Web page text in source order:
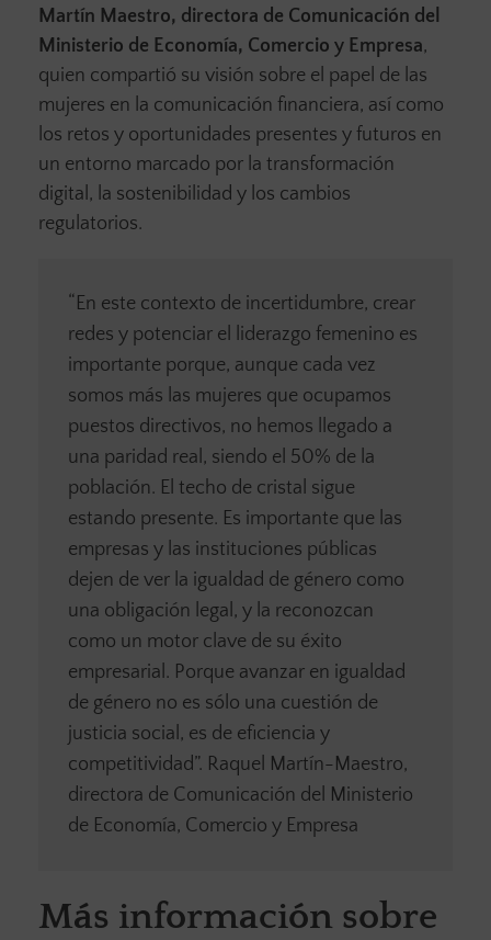
Martín Maestro, directora de Comunicación del
Ministerio de Economía, Comercio y Empresa,
quien compartió su visión sobre el papel de las
mujeres en la comunicación financiera, así como
los retos y oportunidades presentes y futuros en
un entorno marcado por la transformación
digital, la sostenibilidad y los cambios
regulatorios.
“En este contexto de incertidumbre, crear
redes y potenciar el liderazgo femenino es
importante porque, aunque cada vez
somos más las mujeres que ocupamos
puestos directivos, no hemos llegado a
una paridad real, siendo el 50% de la
población. El techo de cristal sigue
estando presente. Es importante que las
empresas y las instituciones públicas
dejen de ver la igualdad de género como
una obligación legal, y la reconozcan
como un motor clave de su éxito
empresarial. Porque avanzar en igualdad
de género no es sólo una cuestión de
justicia social, es de eficiencia y
competitividad”. Raquel Martín-Maestro,
directora de Comunicación del Ministerio
de Economía, Comercio y Empresa
Más información sobre